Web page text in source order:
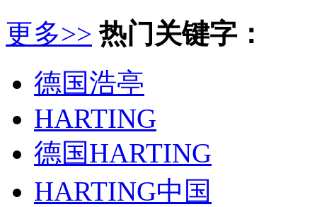
更多>> 热门关键字：
德国浩亭
HARTING
德国HARTING
HARTING中国